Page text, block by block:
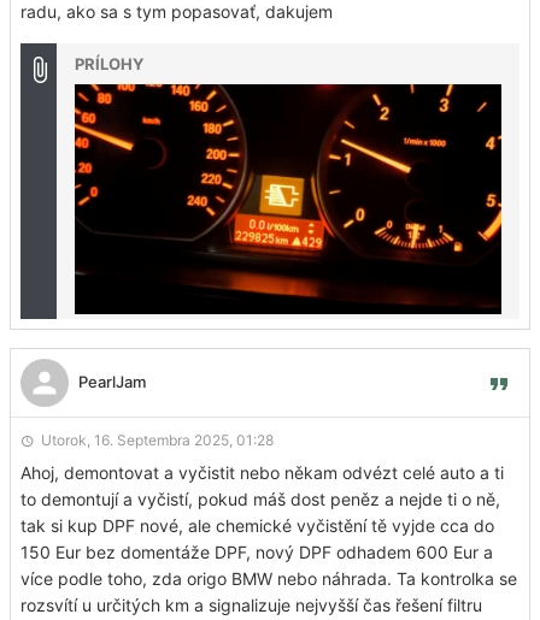
radu, ako sa s tym popasovať, dakujem
PRÍLOHY
PearlJam
Utorok, 16. Septembra 2025, 01:28
Ahoj, demontovat a vyčistit nebo někam odvézt celé auto a ti
to demontují a vyčistí, pokud máš dost peněz a nejde ti o ně,
tak si kup DPF nové, ale chemické vyčistění tě vyjde cca do
150 Eur bez domentáže DPF, nový DPF odhadem 600 Eur a
více podle toho, zda origo BMW nebo náhrada. Ta kontrolka se
rozsvítí u určitých km a signalizuje nejvyšší čas řešení filtru